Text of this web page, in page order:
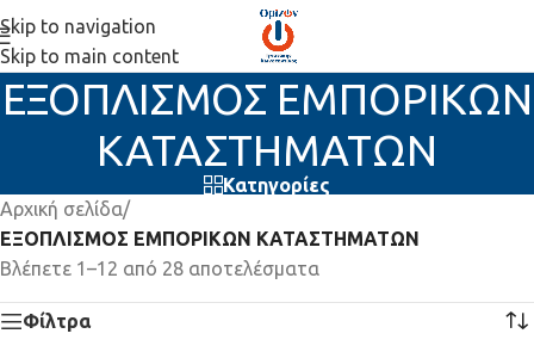
Skip to navigation
Skip to main content
ΕΞΟΠΛΙΣΜΟΣ ΕΜΠΟΡΙΚΩΝ
ΚΑΤΑΣΤΗΜΑΤΩΝ
Κατηγορίες
Αρχική σελίδα/
ΕΞΟΠΛΙΣΜΟΣ ΕΜΠΟΡΙΚΩΝ ΚΑΤΑΣΤΗΜΑΤΩΝ
Βλέπετε 1–12 από 28 αποτελέσματα
Φίλτρα